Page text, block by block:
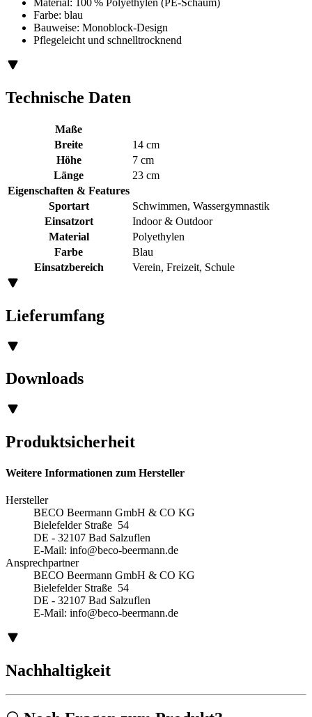
Material: 100 % Polyethylen (PE-Schaum)
Farbe: blau
Bauweise: Monoblock-Design
Pflegeleicht und schnelltrocknend
Technische Daten
Maße
Breite
14 cm
Höhe
7 cm
Länge
23 cm
Eigenschaften & Features
Sportart
Schwimmen, Wassergymnastik
Einsatzort
Indoor & Outdoor
Material
Polyethylen
Farbe
Blau
Einsatzbereich
Verein, Freizeit, Schule
Lieferumfang
Downloads
Produktsicherheit
Weitere Informationen zum Hersteller
Hersteller
BECO Beermann GmbH & CO KG
Bielefelder Straße 54
DE - 32107 Bad Salzuflen
E-Mail: info@beco-beermann.de
Ansprechpartner
BECO Beermann GmbH & CO KG
Bielefelder Straße 54
DE - 32107 Bad Salzuflen
E-Mail: info@beco-beermann.de
Nachhaltigkeit